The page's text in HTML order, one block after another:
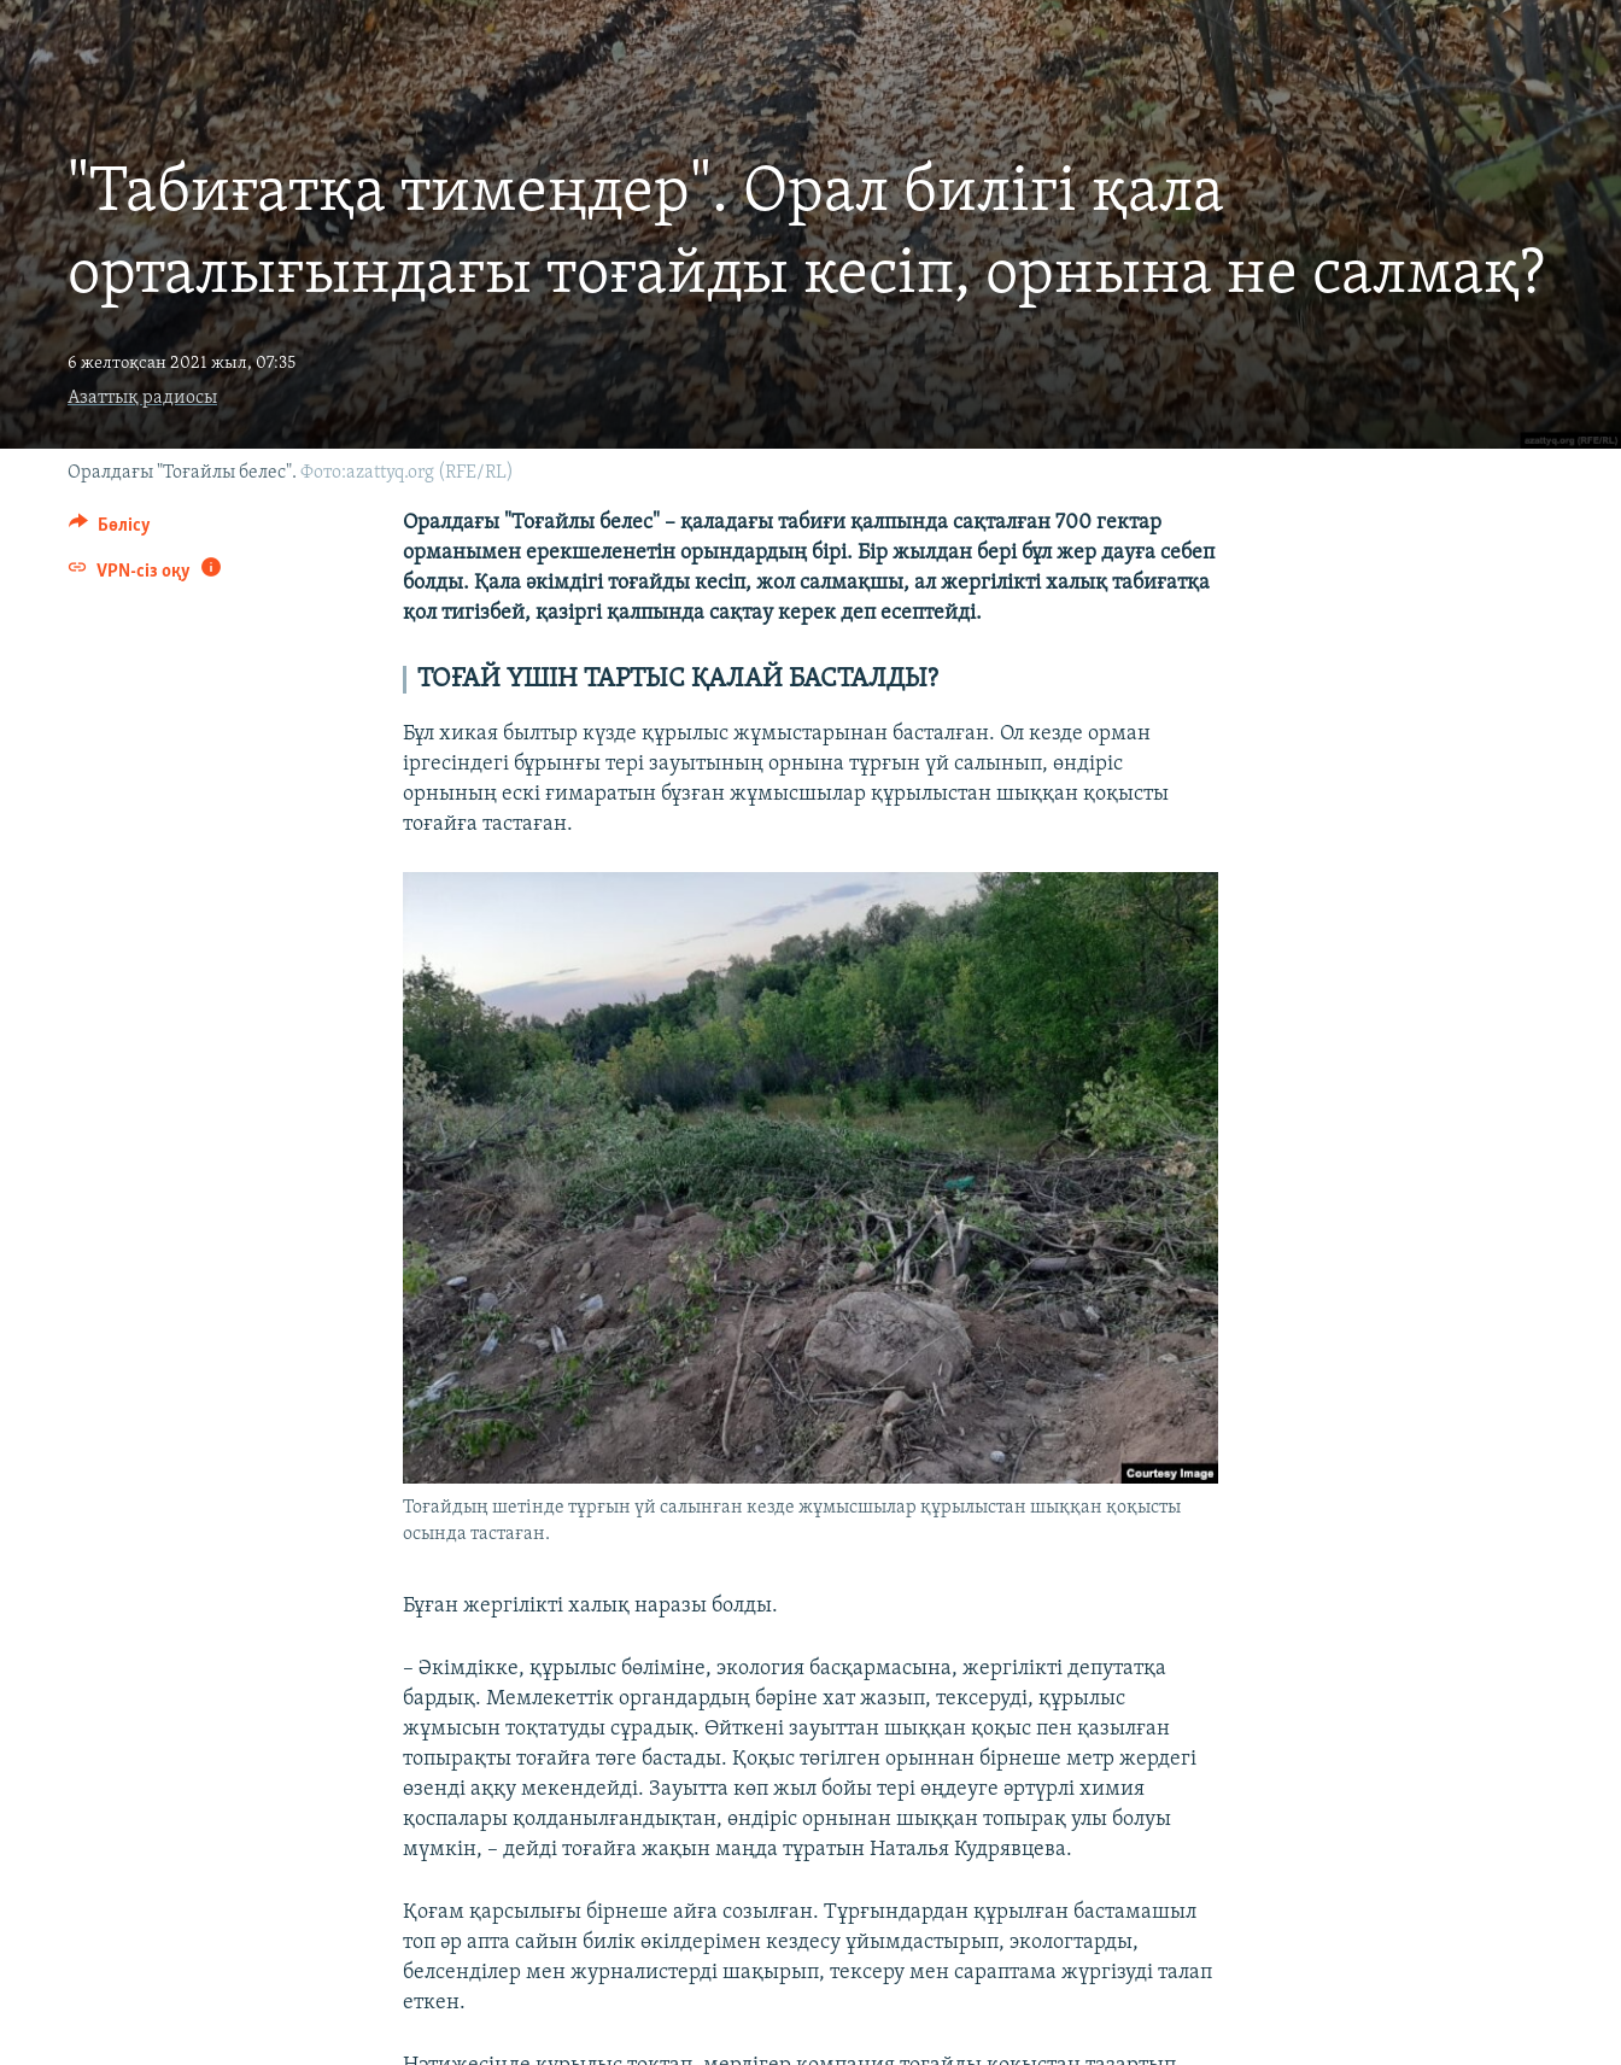
"Табиғатқа тимеңдер". Орал билігі қала
орталығындағы тоғайды кесіп, орнына не салмақ?
6 желтоқсан 2021 жыл, 07:35
Азаттық радиосы
Оралдағы "Тоғайлы белес". Фото:azattyq.org (RFE/RL)
Бөлісу
VPN-сіз оқу
Оралдағы "Тоғайлы белес" – қаладағы табиғи қалпында сақталған 700 гектар
орманымен ерекшеленетін орындардың бірі. Бір жылдан бері бұл жер дауға себеп
болды. Қала әкімдігі тоғайды кесіп, жол салмақшы, ал жергілікті халық табиғатқа
қол тигізбей, қазіргі қалпында сақтау керек деп есептейді.
ТОҒАЙ ҮШІН ТАРТЫС ҚАЛАЙ БАСТАЛДЫ?
Бұл хикая былтыр күзде құрылыс жұмыстарынан басталған. Ол кезде орман
іргесіндегі бұрынғы тері зауытының орнына тұрғын үй салынып, өндіріс
орнының ескі ғимаратын бұзған жұмысшылар құрылыстан шыққан қоқысты
тоғайға тастаған.
Тоғайдың шетінде тұрғын үй салынған кезде жұмысшылар құрылыстан шыққан қоқысты
осында тастаған.
Бұған жергілікті халық наразы болды.
– Әкімдікке, құрылыс бөліміне, экология басқармасына, жергілікті депутатқа
бардық. Мемлекеттік органдардың бәріне хат жазып, тексеруді, құрылыс
жұмысын тоқтатуды сұрадық. Өйткені зауыттан шыққан қоқыс пен қазылған
топырақты тоғайға төге бастады. Қоқыс төгілген орыннан бірнеше метр жердегі
өзенді аққу мекендейді. Зауытта көп жыл бойы тері өңдеуге әртүрлі химия
қоспалары қолданылғандықтан, өндіріс орнынан шыққан топырақ улы болуы
мүмкін, – дейді тоғайға жақын маңда тұратын Наталья Кудрявцева.
Қоғам қарсылығы бірнеше айға созылған. Тұрғындардан құрылған бастамашыл
топ әр апта сайын билік өкілдерімен кездесу ұйымдастырып, экологтарды,
белсенділер мен журналистерді шақырып, тексеру мен сараптама жүргізуді талап
еткен.